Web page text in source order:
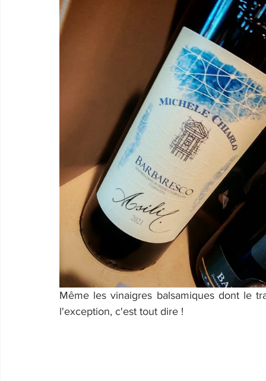
Même les vinaigres balsamiques dont le
l'exception, c'est tout dire !